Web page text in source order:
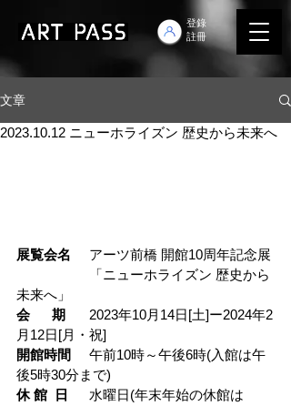
登錄
註冊
文章
2023.10.12 ニューホライズン 歴史から未来へ
展覧会名
	アーツ前橋 開館10周年記念展
未来へ」
会      期
月12日[月・祝]
開館時間
後5時30分まで)
休 館  日